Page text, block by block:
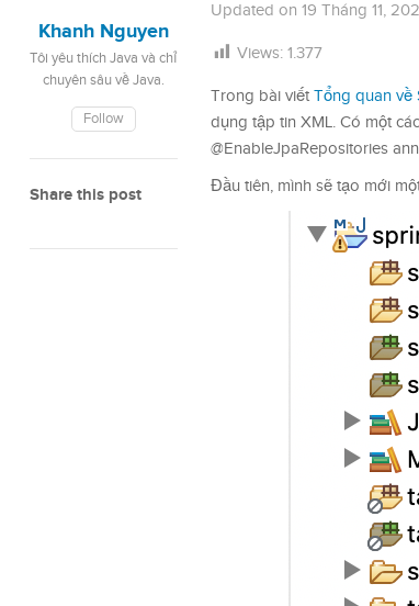
Khanh Nguyen
Tôi yêu thích Java và chỉ
chuyên sâu về Java.
Follow
Share this post
Updated on 19 Tháng 11,
Views: 1.377
Trong bài viết Tổng quan về
dụng tập tin XML. Có một
@EnableJpaRepositories
Đầu tiên, mình sẽ tạo mới